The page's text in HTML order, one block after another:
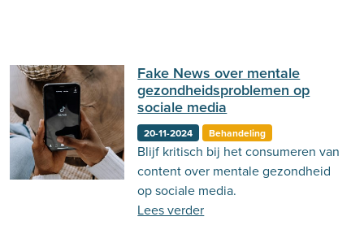
Fake News over mentale
gezondheidsproblemen op
sociale media
20-11-2024 Behandeling
Blijf kritisch bij het consumeren van
content over mentale gezondheid
op sociale media.
Lees verder